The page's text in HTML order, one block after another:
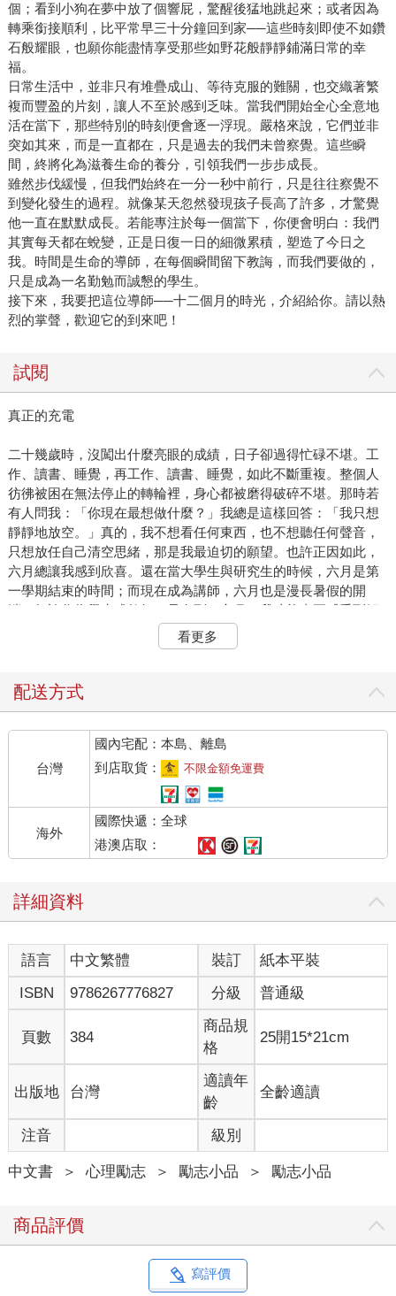
個；看到小狗在夢中放了個響屁，驚醒後猛地跳起來；或者因為
轉乘銜接順利，比平常早三十分鐘回到家──這些時刻即使不如鑽
石般耀眼，也願你能盡情享受那些如野花般靜靜鋪滿日常的幸
福。
日常生活中，並非只有堆疊成山、等待克服的難關，也交織著繁
複而豐盈的片刻，讓人不至於感到乏味。當我們開始全心全意地
活在當下，那些特別的時刻便會逐一浮現。嚴格來說，它們並非
突如其來，而是一直都在，只是過去的我們未曾察覺。這些瞬
間，終將化為滋養生命的養分，引領我們一步步成長。
雖然步伐緩慢，但我們始終在一分一秒中前行，只是往往察覺不
到變化發生的過程。就像某天忽然發現孩子長高了許多，才驚覺
他一直在默默成長。若能專注於每一個當下，你便會明白：我們
其實每天都在蛻變，正是日復一日的細微累積，塑造了今日之
我。時間是生命的導師，在每個瞬間留下教誨，而我們要做的，
只是成為一名勤勉而誠懇的學生。
接下來，我要把這位導師──十二個月的時光，介紹給你。請以熱
烈的掌聲，歡迎它的到來吧！
試閱
真正的充電
二十幾歲時，沒闖出什麼亮眼的成績，日子卻過得忙碌不堪。工
作、讀書、睡覺，再工作、讀書、睡覺，如此不斷重複。整個人
彷彿被困在無法停止的轉輪裡，身心都被磨得破碎不堪。那時若
有人問我：「你現在最想做什麼？」我總是這樣回答：「我只想
靜靜地放空。」真的，我不想看任何東西，也不想聽任何聲音，
只想放任自己清空思緒，那是我最迫切的願望。也許正因如此，
六月總讓我感到欣喜。還在當大學生與研究生的時候，六月是第
一學期結束的時間；而現在成為講師，六月也是漫長暑假的開
端。無論作為學生或教師，只有到了六月，我才能真正感受到解
那麼，當休息的季節到來時，該做些什麼才好呢？大多數人都認
而，「玩」並不是「休息」。回想一下，每次旅程結束後的自
美的風景、吃了多好吃的食物、體驗了多精彩的活動，最後總是
精疲力竭。如果我們充分獲得休息，不是應該感到精力充沛才對
為什麼越休息越累？
人們經常誤以為只要不做抗拒的事，就等於是休息。因此，當我
們念書、工作告一段落時，就會立刻打開YouTube、瀏覽社群網
站、玩遊戲；積極一點的人，則會利用假日出門走逛、郊遊、看
玩得很開心，為什麼還是這麼累？」
我們的身體就像智慧型手機一樣，電量會隨著時間耗盡。如果在
應該充電的時間，卻放任自己盡情玩樂，最後會發生什麼事呢？
就像拿著快沒電的手機繼續玩遊戲、拍照、和朋友聊天一樣，電
池只會消耗得更快。換句話說，快樂只能帶來一時的刺激，並不
能讓我們獲得電力。
用來測量壓力程度的「社會再適應評估量表」，列出了一些會消
耗人們能量的壓力來源。有趣的是，其中竟包含假期、聖誕節、
結婚、搬家這些看似幸福的事。我們往往認為壓力來自負面事
件，但壞事本身並不等於壓力。壓力的來源，其實是「變化」。
當生活出現變化，無論是好事或壞事，只要我們必須去適應改
變，就會感受到壓力並消耗能量。因此，如果想讓自己真正充飽
電，那就要停留在沒有變化的狀態裡──什麼都不做，不接受任何
刺激，只是靜靜地放空。快樂也好、痛苦也罷，唯有讓自己停止
運轉，才能獲得真正的休息。
息」。此處的重點在於「停止」，如同按下影片的暫停鍵一樣，
必須讓大腦暫時進入靜止狀態。我們的身體擁有神奇的自我充電
量。例如閉著眼睛躺在床上，或是關燈坐在沙發上發呆，讓自己
靜下來，不做任何耗費能量的事，大腦就能充電。
看更多
配送方式
台灣
國內宅配：本島、離島
到店取貨：
不限金額免運費
海外
國際快遞：全球
港澳店取：
詳細資料
語言 中文繁體 裝訂
紙本平裝
ISBN
9786267776827 分級 普通級
頁數 384
商品規
格
25開15*21cm
出版地 台灣
適讀年
齡
全齡適讀
注音 級別
中文書 ＞ 心理勵志 ＞ 勵志小品 ＞ 勵志小品
商品評價
寫評價